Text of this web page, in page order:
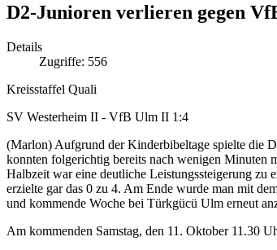
D2-Junioren verlieren gegen
Details
Zugriffe: 556
Kreisstaffel Quali
SV Westerheim II - VfB Ulm II 1:4
(Marlon) Aufgrund der Kinderbibeltage spielte die
konnten folgerichtig bereits nach wenigen Minuten
Halbzeit war eine deutliche Leistungssteigerung zu
erzielte gar das 0 zu 4. Am Ende wurde man mit
und kommende Woche bei Türkgücü Ulm erneut
Am kommenden Samstag, den 11. Oktober 11.30